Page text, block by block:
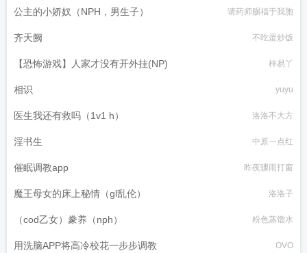
公主的小娇奴（NPH，男生子） 请药师赐福于我胞
齐天阙 不吃蛋炒饭
【恐怖游戏】人家才没有开外挂(NP) 梓易丫
相识 yuyu
医生我还有救吗（1v1 h） 洛洛不大方
淫书生 中原一点红
催眠调教app 昨夜骤雨打窗
魔王母女的床上秘情（gl乱伦） 洛洛子
（cod乙女）豢养（nph） 粉色蒸馏水
用洗脑APP将高冷校花一步步调教 OVO